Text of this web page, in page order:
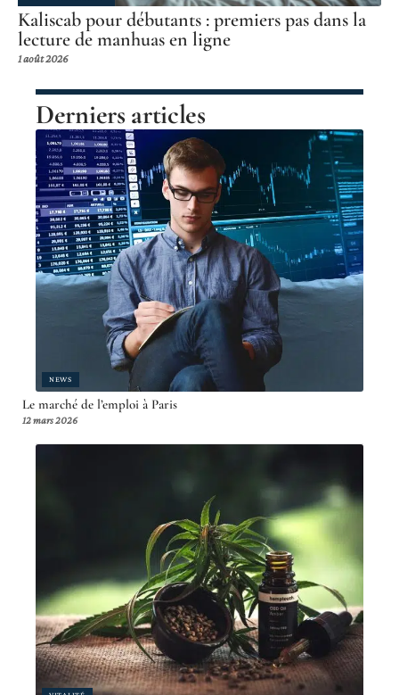
Kaliscab pour débutants : premiers pas dans la
lecture de manhuas en ligne
1 août 2026
Derniers articles
NEWS
Le marché de l’emploi à Paris
12 mars 2026